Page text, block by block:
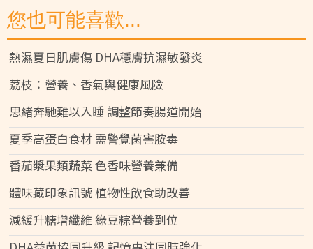
您也可能喜歡...
熱濕夏日肌膚傷 DHA穩膚抗濕敏發炎
荔枝：營養、香氣與健康風險
思緒奔馳難以入睡 調整節奏腸道開始
夏季高蛋白食材 需警覺菌害胺毒
番茄漿果類蔬菜 色香味營養兼備
體味藏印象訊號 植物性飲食助改善
減緩升糖增纖維 綠豆粽營養到位